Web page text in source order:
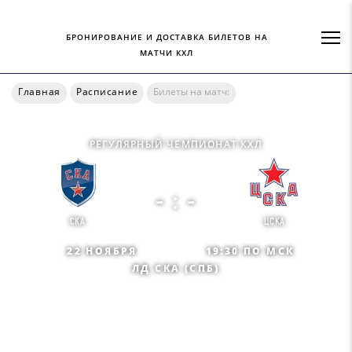
БРОНИРОВАНИЕ И ДОСТАВКА БИЛЕТОВ НА
МАТЧИ КХЛ
Главная Расписание Билеты на матч:
РЕГУЛЯРНЫЙ ЧЕМПИОНАТ КХЛ
СКА
- : -
ЦСКА
22 НОЯБРЯ
19:30 ПО МСК
ЛД СКА (СПБ)